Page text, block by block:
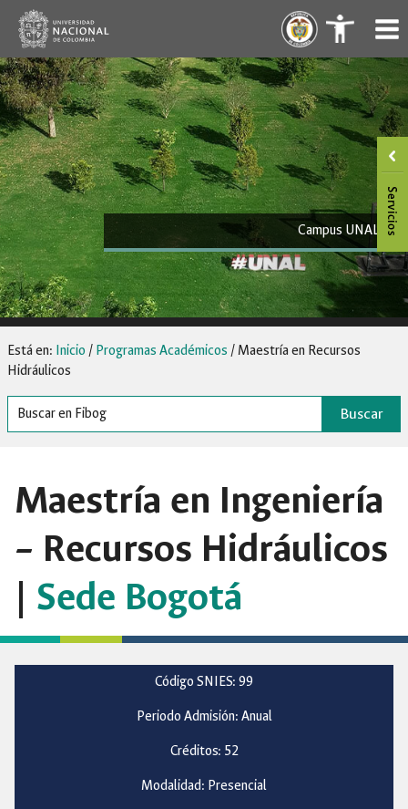
Saltar
contenido
. .
Campus UNAL
Está en: Inicio / Programas Académicos /Maestría en Recursos
Hidráulicos
Buscar
Maestría en Ingeniería
– Recursos Hidráulicos
| Sede Bogotá
Código SNIES: 99
Periodo Admisión: Anual
Créditos: 52
Modalidad: Presencial